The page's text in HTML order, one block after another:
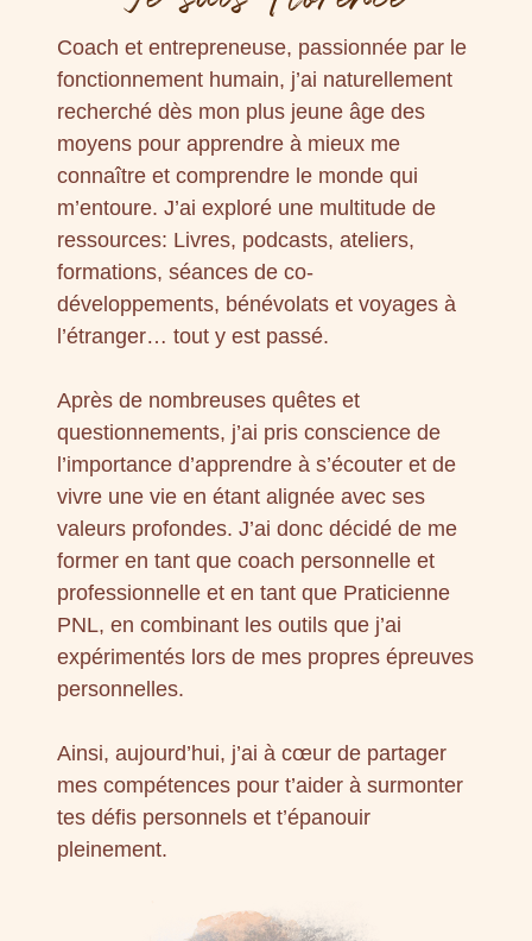
Coach et entrepreneuse, passionnée par le
fonctionnement humain, j’ai naturellement
recherché dès mon plus jeune âge des
moyens pour apprendre à mieux me
connaître et comprendre le monde qui
m’entoure. J’ai exploré une multitude de
ressources: Livres, podcasts, ateliers,
formations, séances de co-
développements, bénévolats et voyages à
l’étranger… tout y est passé.
Après de nombreuses quêtes et
questionnements, j’ai pris conscience de
l’importance d’apprendre à s’écouter et de
vivre une vie en étant alignée avec ses
valeurs profondes. J’ai donc décidé de me
former en tant que coach personnelle et
professionnelle et en tant que Praticienne
PNL, en combinant les outils que j’ai
expérimentés lors de mes propres épreuves
personnelles.
Ainsi, aujourd’hui, j’ai à cœur de partager
mes compétences pour t’aider à surmonter
tes défis personnels et t’épanouir
pleinement.